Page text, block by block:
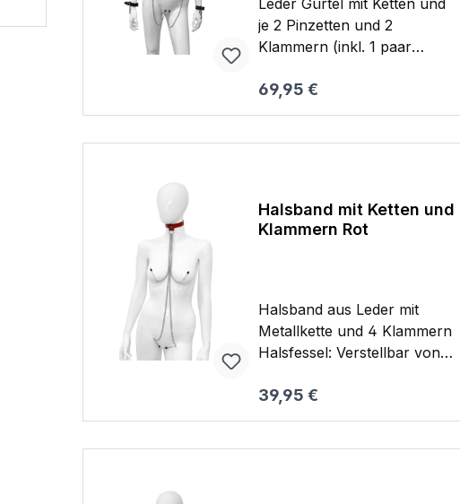
je 2 Pinzetten und 2
Klammern (inkl. 1 paar
Die Pinzetten sowie
Klammern können an den
115 cm Handfesselumfang
verstallber von ca. 14 cm bis
Regulärer Preis:
69,95 €
Halsband mit Ketten und
Klammern Rot
Halsband aus Leder mit
Metallkette und 4 Klammern
Halsfessel: Verstellbar von
cm 0,170 kg
Regulärer Preis:
39,95 €